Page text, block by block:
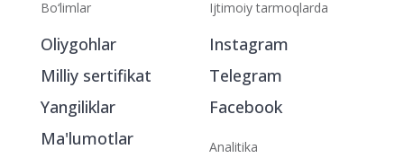
Bo‘limlar
Oliygohlar
Milliy sertifikat
Yangiliklar
Ma'lumotlar
Ijtimoiy tarmoqlarda
Instagram
Telegram
Facebook
Analitika